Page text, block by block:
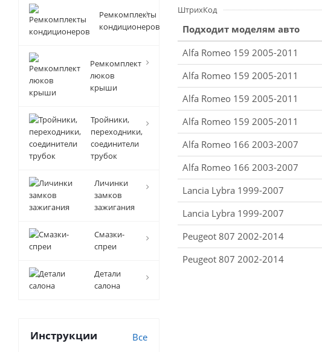
Ремкомплекты
кондиционеров
Ремкомплект
люков
крыши
Тройники,
переходники,
соединители
трубок
Личинки
замков
зажигания
Смазки-
спреи
Детали
салона
Инструкции Все
ШтрихКод
Подходит моделям авто
Alfa Romeo 159 2005-2011
Alfa Romeo 159 2005-2011
Alfa Romeo 159 2005-2011
Alfa Romeo 159 2005-2011
Alfa Romeo 166 2003-2007
Alfa Romeo 166 2003-2007
Lancia Lybra 1999-2007
Lancia Lybra 1999-2007
Peugeot 807 2002-2014
Peugeot 807 2002-2014